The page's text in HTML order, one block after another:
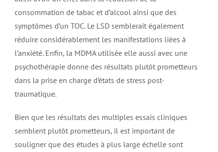
consommation de tabac et d’alcool ainsi que des
symptômes d’un TOC. Le LSD semblerait également
réduire considérablement les manifestations liées à
l’anxiété. Enfin, la MDMA utilisée elle aussi avec une
psychothérapie donne des résultats plutôt prometteurs
dans la prise en charge d’états de stress post-
traumatique.
Bien que les résultats des multiples essais cliniques
semblent plutôt prometteurs, il est important de
souligner que des études à plus large échelle sont